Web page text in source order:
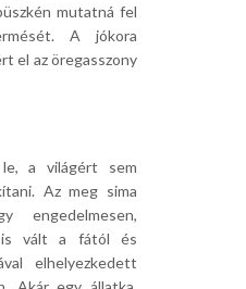
mutatná fel
A jókora
el az öregasszony
a világért sem
Az meg sima
engedelmesen,
vált a fától és
elhelyezkedett